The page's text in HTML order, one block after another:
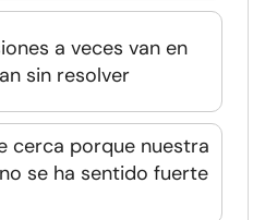
a veces van en
sin resolver
cerca porque nuestra
se ha sentido fuerte